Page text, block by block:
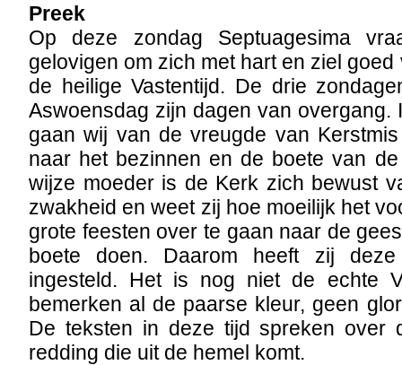
Preek
Op deze zondag Septuagesima
gelovigen om zich met hart en ziel
de heilige Vastentijd. De drie
Aswoensdag zijn dagen van overgang.
gaan wij van de vreugde van
naar het bezinnen en de boete van
wijze moeder is de Kerk zich bewust
zwakheid en weet zij hoe moeilijk het
grote feesten over te gaan naar de
boete doen. Daarom heeft zij deze
ingesteld. Het is nog niet de echte
bemerken al de paarse kleur, geen
De teksten in deze tijd spreken over
redding die uit de hemel komt.